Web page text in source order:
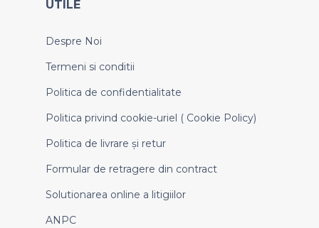
UTILE
Despre Noi
Termeni si conditii
Politica de confidentialitate
Politica privind cookie-uriel ( Cookie Policy)
Politica de livrare și retur
Formular de retragere din contract
Solutionarea online a litigiilor
ANPC